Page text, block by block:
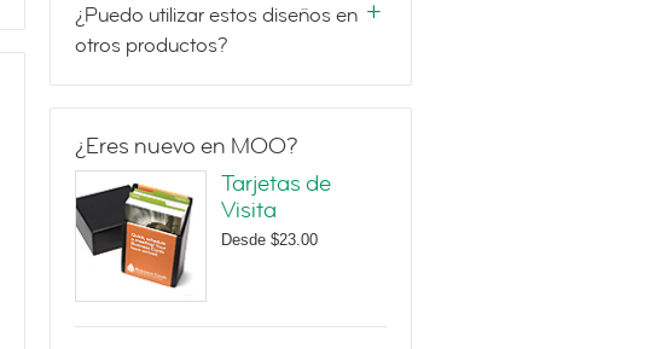
¿Puedo utilizar estos diseños en
otros productos?
¿Eres nuevo en MOO?
Tarjetas de
Visita
Desde $23.00